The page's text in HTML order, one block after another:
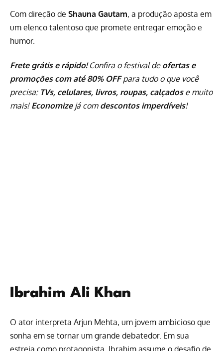
Com direção de Shauna Gautam, a produção aposta em
um elenco talentoso que promete entregar emoção e
humor.
Frete grátis e rápido!Confira o festival de ofertas e
promoções com até 80% OFFpara tudo o que você
precisa: TVs, celulares, livros, roupas, calçadose muito
mais! Economizejá com descontos imperdíveis!
Ibrahim Ali Khan
O ator interpreta Arjun Mehta, um jovem ambicioso que
sonha em se tornar um grande debatedor. Em sua
estreia como protagonista, Ibrahim assume o desafio de